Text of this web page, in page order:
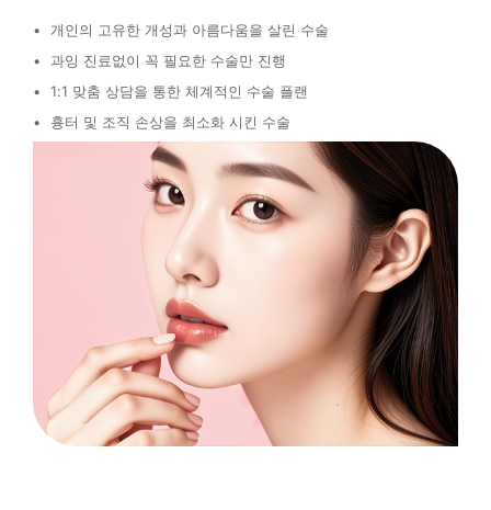
개인의 고유한 개성과 아름다움을 살린 수술
과잉 진료없이 꼭 필요한 수술만 진행
1:1 맞춤 상담을 통한 체계적인 수술 플랜
흉터 및 조직 손상을 최소화 시킨 수술